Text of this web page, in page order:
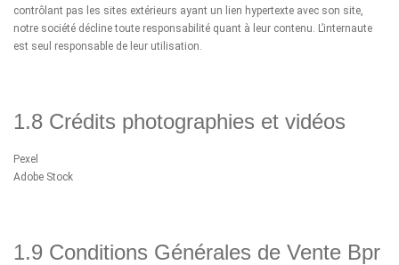
contrôlant pas les sites extérieurs ayant un lien hypertexte avec son site,
notre société décline toute responsabilité quant à leur contenu. L’internaute
est seul responsable de leur utilisation.
1.8 Crédits photographies et vidéos
Pexel
Adobe Stock
1.9 Conditions Générales de Vente Bpr